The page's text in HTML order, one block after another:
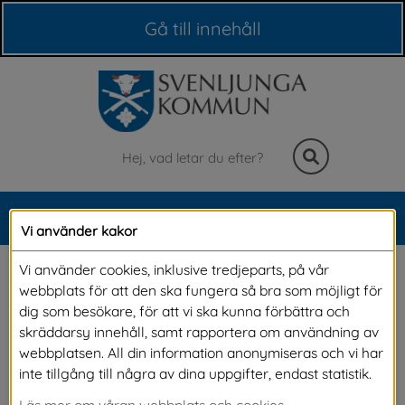
Gå till innehåll
Sök
Meny
(Bifall) Offentlig toalett
vid torget
Vi använder kakor
Vi använder cookies, inklusive tredjeparts, på vår
webbplats för att den ska fungera så bra som möjligt för
dig som besökare, för att vi ska kunna förbättra och
skräddarsy innehåll, samt rapportera om användning av
webbplatsen. All din information anonymiseras och vi har
inte tillgång till några av dina uppgifter, endast statistik.